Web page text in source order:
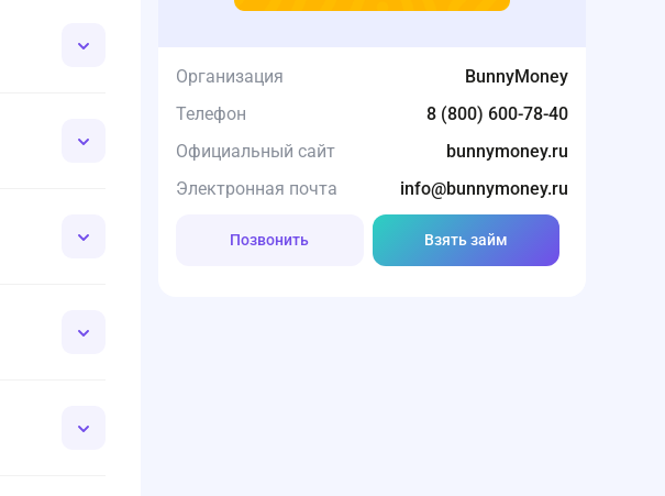
Организация
BunnyMoney
Телефон
8 (800) 600-78-40
Официальный сайт
bunnymoney.ru
Электронная почта
info@bunnymoney.ru
Позвонить Взять займ